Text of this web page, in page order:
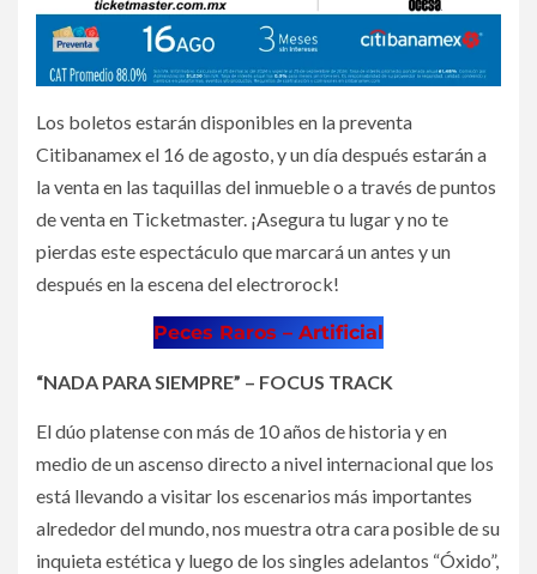
Los boletos estarán disponibles en la preventa
Citibanamex el 16 de agosto, y un día después estarán a
la venta en las taquillas del inmueble o a través de puntos
de venta en Ticketmaster. ¡Asegura tu lugar y no te
pierdas este espectáculo que marcará un antes y un
después en la escena del electrorock!
Peces Raros – Artificial
“NADA PARA SIEMPRE” – FOCUS TRACK
El dúo platense con más de 10 años de historia y en
medio de un ascenso directo a nivel internacional que los
está llevando a visitar los escenarios más importantes
alrededor del mundo, nos muestra otra cara posible de su
inquieta estética y luego de los singles adelantos “Óxido”,